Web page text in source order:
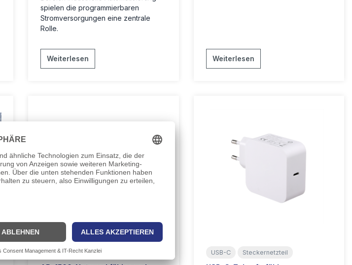
spielen die programmierbaren
Stromversorgungen eine zentrale
Rolle.
Weiterlesen Weiterlesen
Cotek AD-1500 USB-C Steckernetzteil